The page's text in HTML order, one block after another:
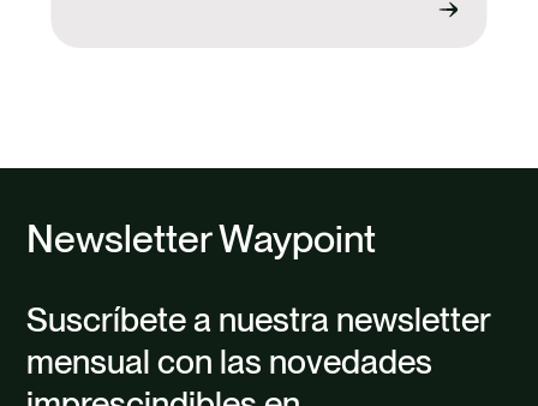
Newsletter Waypoint
Suscríbete a nuestra newsletter
mensual con las novedades